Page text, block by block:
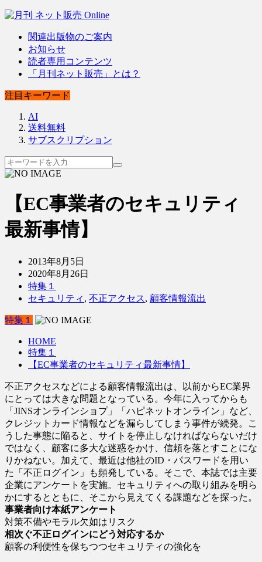
関連出版物のご案内
お知らせ
読者専用コンテンツ
「月刊ネット販売」とは？
注目キーワード
AI
送料無料
サブスクリプション
【EC事業者のセキュリティ
最新事情】
2013年8月5日
2020年8月26日
特集１
セキュリティ , 不正アクセス, 顧客情報流出
特集１
HOME
特集１
【EC事業者のセキュリティ最新事情】
不正アクセスなどによる顧客情報流出は、以前からEC業界
にとっては大きな問題となっている。今年に入ってからも
「JINSオンラインショプ」「ハピネットオンライン」など、
クレジットカード情報などを漏らしてしまう事件が続発。こ
うした事態に陥ると、サイトを停止しなければならないだけ
ではなく、顧客に多大な迷惑をかけ、信頼を落とすことにな
りかねない。加えて、最近は他社のID・パスワードを用い
た「不正ログイン」も頻発している。そこで、本誌では主要
企業にアンケートを実施。セキュリティへの取り組みを明ら
かにするとともに、そこから見えてくる課題などを探った。
事業者向け本紙アンケート
対策不備やモラル欠如はリスク
相次ぐ不正ログインにどう対応するか
顧客の利便性を保ちつつセキュリティの強化を